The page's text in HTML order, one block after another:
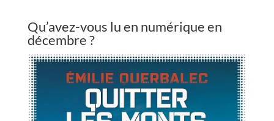
Qu’avez-vous lu en numérique en
décembre ?